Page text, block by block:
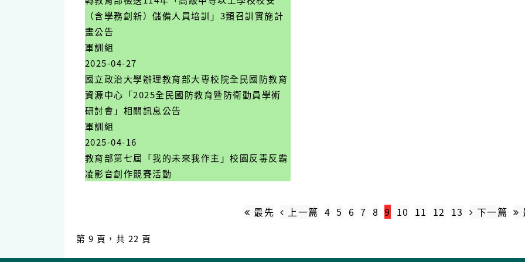
（含學務創新）儲備人員培訓」3類召訓實施計
畫公告
軍訓組
2025-04-27
國立政治大學辦理教育部大專校院全民國防教育
資源中心「2025全民國防教育暨防衛動員學術
研討會」相關訊息公告
軍訓組
2025-04-16
教育部第七屆「我的未來我作主」校園反毒反霸
凌影音創作競賽活動
最先 上一篇 4 5 6 7 8 9 10 11 12 13 下一篇
第 9 頁，共 22 頁